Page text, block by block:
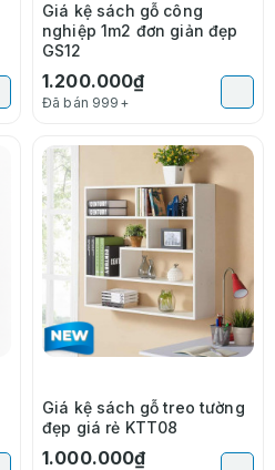
Giá kệ sách gỗ công
nghiệp 1m2 đơn giản đẹp
GS12
1.200.000₫
Đã bán 999+
Giá kệ sách gỗ treo tường
đẹp giá rẻ KTT08
1.000.000₫